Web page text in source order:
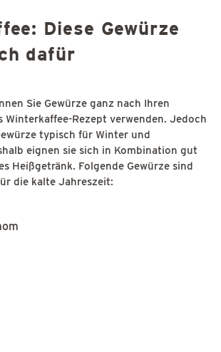
Diese Gewürze
dafür
Sie Gewürze ganz nach Ihren
Winterkaffee-Rezept verwenden. Jedoch
typisch für Winter und
eignen sie sich in Kombination gut
Heißgetränk. Folgende Gewürze sind
die kalte Jahreszeit: